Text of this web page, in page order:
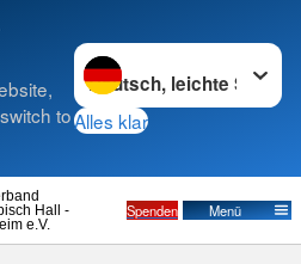
to
Sprache wechseln zu
Alles klar
e.V.
Hall - Spenden Menü